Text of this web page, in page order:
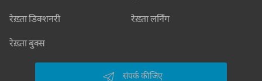
रेख़्ता डिक्शनरी रेख़्ता लर्निंग
रेख़्ता बुक्स
संपर्क कीजिए